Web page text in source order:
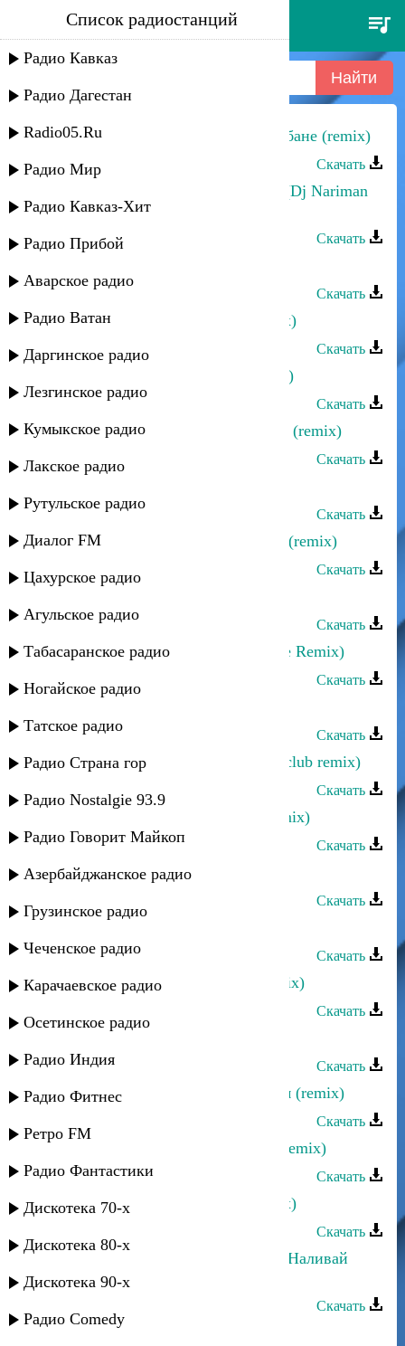
no doubt - dont-t speak (razus
remix)
Список радиостанций
Радио Кавказ
Радио Дагестан
Radio05.Ru
Радио Мир
Радио Кавказ-Хит
Радио Прибой
Аварское радио
Радио Ватан
Даргинское радио
Лезгинское радио
Кумыкское радио
Лакское радио
Рутульское радио
Диалог FM
Цахурское радио
Агульское радио
Табасаранское радио
Ногайское радио
Татское радио
Радио Страна гор
Радио Nostalgie 93.9
Радио Говорит Майкоп
Азербайджанское радио
Грузинское радио
Чеченское радио
Карачаевское радио
Осетинское радио
Радио Индия
Радио Фитнес
Ретро FM
Радио Фантастики
Дискотека 70-х
Дискотека 80-х
Дискотека 90-х
Радио Comedy
Эльдар Мусаев - Поппури на барабане (remix)
Скачать
Шамиль Ханакаев - Огонь любви (Dj Nariman
Remix)
Скачать
Скачать
Прямое попадание - Джаная (remix)
Скачать
Эльчин Кулиев - Душа поет (remix)
Скачать
Руслан Магомедов - Таинственная (remix)
Скачать
Скачать
Эльдар Далгатов - Разбила сердце (remix)
Скачать
Скачать
Dj Xenon - Лезгинка (Electro Dance Remix)
Скачать
Скачать
Эльдар Далгатов - Я люблю тебя (club remix)
Скачать
Аслан Идрисов - Моя голубка (remix)
Скачать
Black Mura - Новая страсть (remix)
Скачать
Скачать
Ахмед Закариев - Мои горцы (remix)
Скачать
Скачать
Загир Магомедов - Салам Алейкум (remix)
Скачать
Загир Магомедов - Моя равнина (remix)
Скачать
Dag Style - Двигайте телами (remix)
Скачать
Магомедрасул Курбанмагомедов - Наливай
(remix)
Скачать
Ахмед Ахмедов - Зульфия(remix)